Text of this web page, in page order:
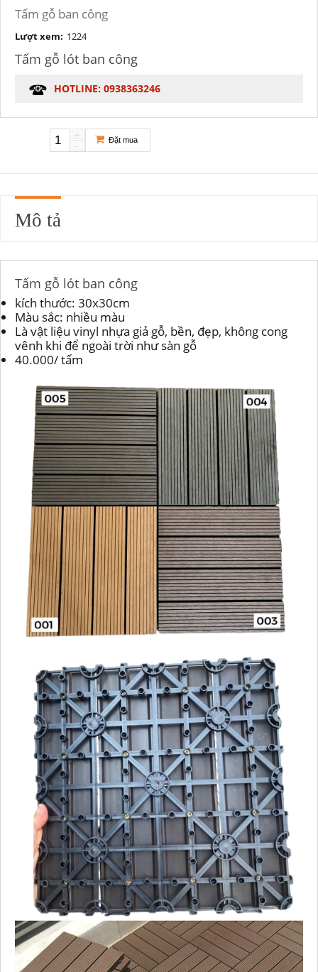
Tấm gỗ ban công
Lượt xem: 1224
Tấm gỗ lót ban công
HOTLINE: 0938363246
-
+ Đặt mua
Mô tả
Tấm gỗ lót ban công
kích thước: 30x30cm
Màu sắc: nhiều màu
Là vật liệu vinyl nhựa giả gỗ, bền, đẹp, không cong
vênh khi để ngoài trời như sàn gỗ
40.000/ tấm